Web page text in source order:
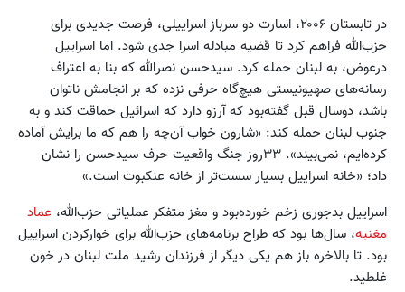
در تابستان ۲۰۰۶، اسارت دو سرباز اسراییلی، فرصت جدیدی برای
حزب‌الله فراهم کرد تا قضیه مبادله اسرا جدی شود. اما اسراییل
درعوض، به لبنان حمله کرد. سیدحسن نصرالله که بنا به اعتراف
رسانه‌های صهیونیستی هیچ‌گاه حرفی نزده که بر انجامش ناتوان
باشد، دوسال قبل گفته‌بود که آرزو دارد که اسرائیل حماقت کند و به
جنوب لبنان حمله کند: «شارون خواب آن‌چه را هم که ما برایش آماده
کرده‌ایم، نمی‌بیند». ۳۳روز جنگ واقعیت حرف سیدحسن را نشان
داد؛ «خانه اسراییل بسیار سست‌تر از خانه عنکبوت است.»
اسراییل بدجوری زخم خورده‌بود و مغز متفکر عملیاتی حزب‌الله، عماد
مغنیه، سال‌ها بود که طراح برنامه‌های حزب‌الله برای خوارکردن اسراییل
بود. تا بالاخره باز هم یکی دیگر از فرزندان رشید ملت لبنان در خون
غلطید.